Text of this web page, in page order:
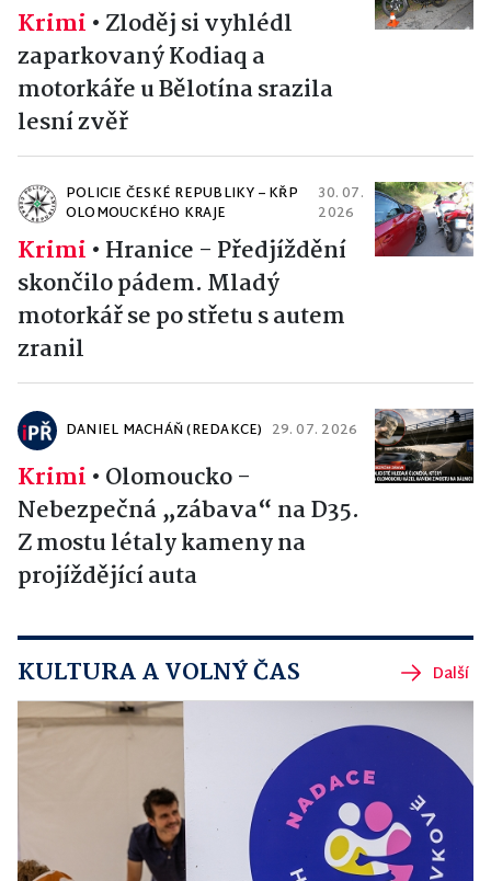
Krimi • Zloděj si vyhlédl
zaparkovaný Kodiaq a
motorkáře u Bělotína srazila
lesní zvěř
POLICIE ČESKÉ REPUBLIKY – KŘP
OLOMOUCKÉHO KRAJE
30. 07.
2026
Krimi • Hranice - Předjíždění
skončilo pádem. Mladý
motorkář se po střetu s autem
zranil
DANIEL MACHÁŇ (REDAKCE) 29. 07. 2026
Krimi • Olomoucko -
Nebezpečná „zábava“ na D35.
Z mostu létaly kameny na
projíždějící auta
KULTURA A VOLNÝ ČAS Další